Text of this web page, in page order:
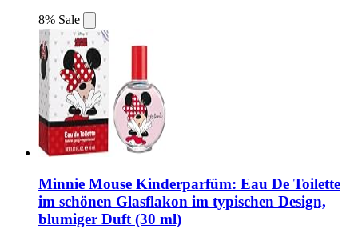
8% Sale
Minnie Mouse Kinderparfüm: Eau De Toilette
im schönen Glasflakon im typischen Design,
blumiger Duft (30 ml)